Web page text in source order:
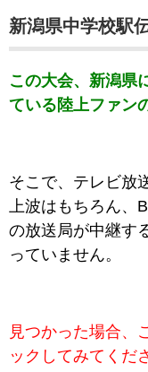
新潟県中学校駅
この大会、新潟県
ている陸上ファン
そこで、 テレビ放
上波はもちろん、
の放送局が中継す
っていません。
見つかった場合、
ックしてみてくだ